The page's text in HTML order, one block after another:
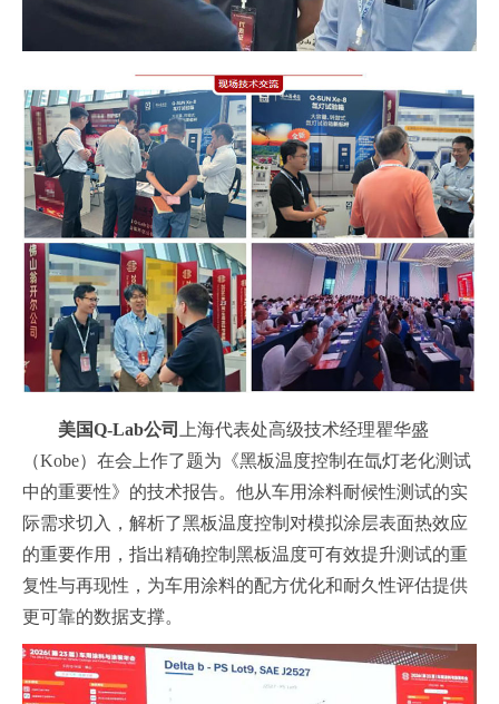
美国Q-Lab公司
上海代表处高级技术经理瞿华盛
（Kobe）在会上作了题为《黑板温度控制在氙灯老化测试
中的重要性》的技术报告。他从车用涂料耐候性测试的实
际需求切入，解析了黑板温度控制对模拟涂层表面热效应
的重要作用，指出精确控制黑板温度可有效提升测试的重
复性与再现性，为车用涂料的配方优化和耐久性评估提供
更可靠的数据支撑。